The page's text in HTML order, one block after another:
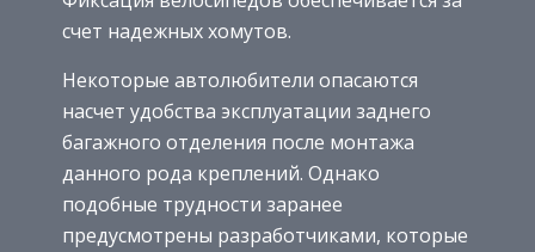
счет надежных хомутов.
Некоторые автолюбители опасаются
насчет удобства эксплуатации заднего
багажного отделения после монтажа
данного рода креплений. Однако
подобные трудности заранее
предусмотрены разработчиками, которые